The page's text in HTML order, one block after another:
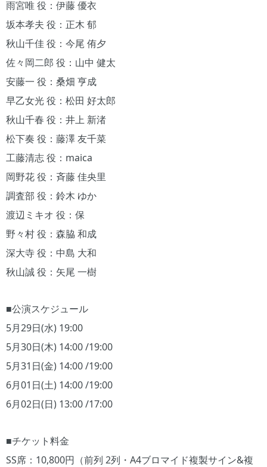
雨宮唯 役：伊藤 優衣
坂本孝夫 役：正木 郁
秋山千佳 役：今尾 侑夕
佐々岡二郎 役：山中 健太
安藤一 役：桑畑 亨成
早乙女光 役：松田 好太郎
秋山千春 役：井上 新渚
松下奏 役：藤澤 友千菜
工藤清志 役：maica
岡野花 役：斉藤 佳央里
調査部 役：鈴木 ゆか
渡辺ミキオ 役：保
野々村 役：森脇 和成
深大寺 役：中島 大和
秋山誠 役：矢尾 一樹
■公演スケジュール
5月29日(水) 19:00
5月30日(木) 14:00 /19:00
5月31日(金) 14:00 /19:00
6月01日(土) 14:00 /19:00
6月02日(日) 13:00 /17:00
■チケット料金
SS席：10,800円（前列 2列・A4ブロマイド複製サイン&複